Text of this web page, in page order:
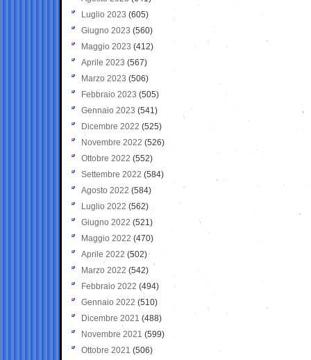
Luglio 2023 (605)
Giugno 2023 (560)
Maggio 2023 (412)
Aprile 2023 (567)
Marzo 2023 (506)
Febbraio 2023 (505)
Gennaio 2023 (541)
Dicembre 2022 (525)
Novembre 2022 (526)
Ottobre 2022 (552)
Settembre 2022 (584)
Agosto 2022 (584)
Luglio 2022 (562)
Giugno 2022 (521)
Maggio 2022 (470)
Aprile 2022 (502)
Marzo 2022 (542)
Febbraio 2022 (494)
Gennaio 2022 (510)
Dicembre 2021 (488)
Novembre 2021 (599)
Ottobre 2021 (506)